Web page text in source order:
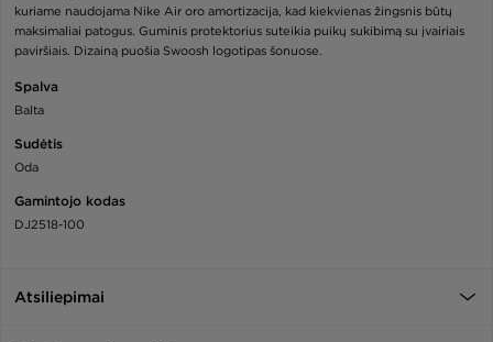
kuriame naudojama Nike Air oro amortizacija, kad kiekvienas žingsnis būtų
maksimaliai patogus. Guminis protektorius suteikia puikų sukibimą su įvairiais
paviršiais. Dizainą puošia Swoosh logotipas šonuose.
Spalva
Balta
Sudėtis
Oda
Gamintojo kodas
DJ2518-100
Atsiliepimai